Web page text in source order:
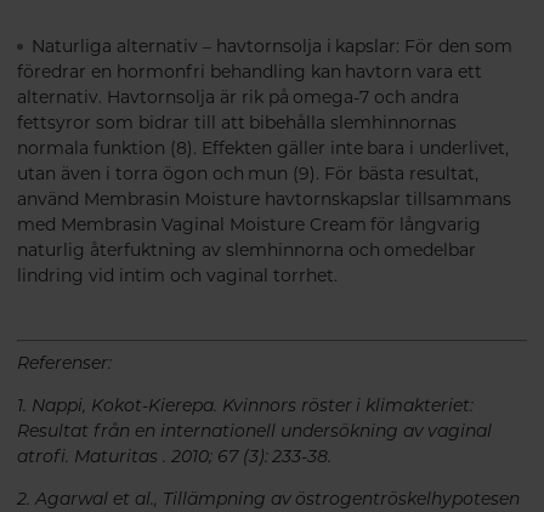
Naturliga alternativ – havtornsolja i kapslar: För den som
föredrar en hormonfri behandling kan havtorn vara ett
alternativ. Havtornsolja är rik på omega-7 och andra
fettsyror som bidrar till att bibehålla slemhinnornas
normala funktion (8). Effekten gäller inte bara i underlivet,
utan även i torra ögon och mun (9). För bästa resultat,
använd Membrasin Moisture havtornskapslar tillsammans
med Membrasin Vaginal Moisture Cream för långvarig
naturlig återfuktning av slemhinnorna och omedelbar
lindring vid intim och vaginal torrhet.
Referenser:
1. Nappi, Kokot-Kierepa. Kvinnors röster i klimakteriet:
Resultat från en internationell undersökning av vaginal
atrofi. Maturitas . 2010; 67 (3): 233-38.
2. Agarwal et al., Tillämpning av östrogentröskelhypotesen